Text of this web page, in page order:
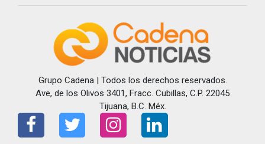
Grupo Cadena | Todos los derechos reservados.
Ave, de los Olivos 3401, Fracc. Cubillas, C.P. 22045
Tijuana, B.C. Méx.